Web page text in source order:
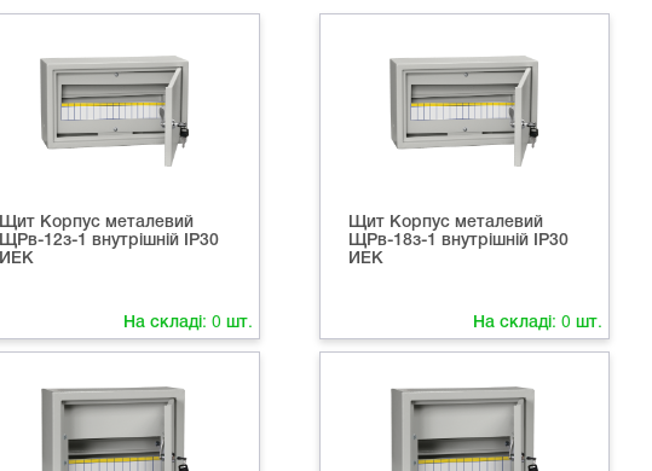
Щит Корпус металевий
ЩРв-12з-1 внутрішній IP30
ИЕК
На складі: 0 шт.
Щит Корпус металевий
ЩРв-18з-1 внутрішній IP30
ИЕК
На складі: 0 шт.